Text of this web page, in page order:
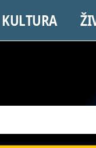
KULTURA